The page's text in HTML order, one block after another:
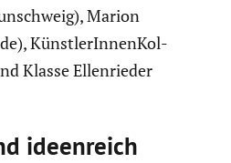
Marion
Künst­le­rIn­nen­Kol­
Klasse Ellen­rieder
ideen­reich